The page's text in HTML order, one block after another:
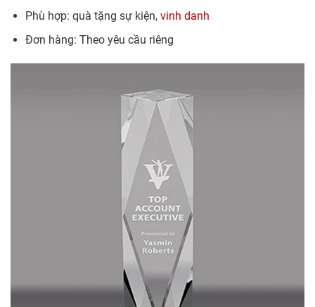
Phù hợp: quà tặng sự kiện, vinh danh
Đơn hàng: Theo yêu cầu riêng